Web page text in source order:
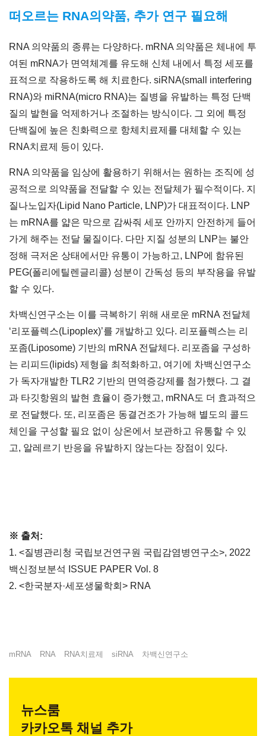
떠오르는 RNA의약품, 추가 연구 필요해
RNA 의약품의 종류는 다양하다. mRNA 의약품은 체내에 투
여된 mRNA가 면역체계를 유도해 신체 내에서 특정 세포를
표적으로 작용하도록 해 치료한다. siRNA(small interfering
RNA)와 miRNA(micro RNA)는 질병을 유발하는 특정 단백
질의 발현을 억제하거나 조절하는 방식이다. 그 외에 특정
단백질에 높은 친화력으로 항체치료제를 대체할 수 있는
RNA치료제 등이 있다.
RNA 의약품을 임상에 활용하기 위해서는 원하는 조직에 성
공적으로 의약품을 전달할 수 있는 전달체가 필수적이다. 지
질나노입자(Lipid Nano Particle, LNP)가 대표적이다. LNP
는 mRNA를 얇은 막으로 감싸줘 세포 안까지 안전하게 들어
가게 해주는 전달 물질이다. 다만 지질 성분의 LNP는 불안
정해 극저온 상태에서만 유통이 가능하고, LNP에 함유된
PEG(폴리에틸렌글리콜) 성분이 간독성 등의 부작용을 유발
할 수 있다.
차백신연구소는 이를 극복하기 위해 새로운 mRNA 전달체
‘리포플렉스(Lipoplex)’를 개발하고 있다. 리포플렉스는 리
포좀(Liposome) 기반의 mRNA 전달체다. 리포좀을 구성하
는 리피드(lipids) 제형을 최적화하고, 여기에 차백신연구소
가 독자개발한 TLR2 기반의 면역증강제를 첨가했다. 그 결
과 타깃항원의 발현 효율이 증가했고, mRNA도 더 효과적으
로 전달했다. 또, 리포좀은 동결건조가 가능해 별도의 콜드
체인을 구성할 필요 없이 상온에서 보관하고 유통할 수 있
고, 알레르기 반응을 유발하지 않는다는 장점이 있다.
※ 출처:
1. <질병관리청 국립보건연구원 국립감염병연구소>, 2022
백신정보분석 ISSUE PAPER Vol. 8
2. <한국분자·세포생물학회> RNA
mRNA RNA RNA치료제 siRNA 차백신연구소
뉴스룸
카카오톡 채널 추가